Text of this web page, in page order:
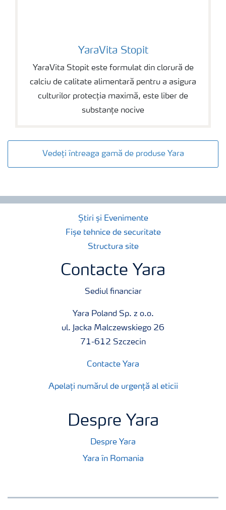
YaraVita Stopit
YaraVita Stopit este formulat din clorură de
calciu de calitate alimentară pentru a asigura
culturilor protecția maximă, este liber de
substanțe nocive
Vedeți întreaga gamă de produse Yara
Știri și Evenimente
Fișe tehnice de securitate
Structura site
Contacte Yara
Sediul financiar
Yara Poland Sp. z o.o.
ul. Jacka Malczewskiego 26
71-612 Szczecin
Contacte Yara
Apelați numărul de urgență al eticii
Despre Yara
Despre Yara
Yara în Romania